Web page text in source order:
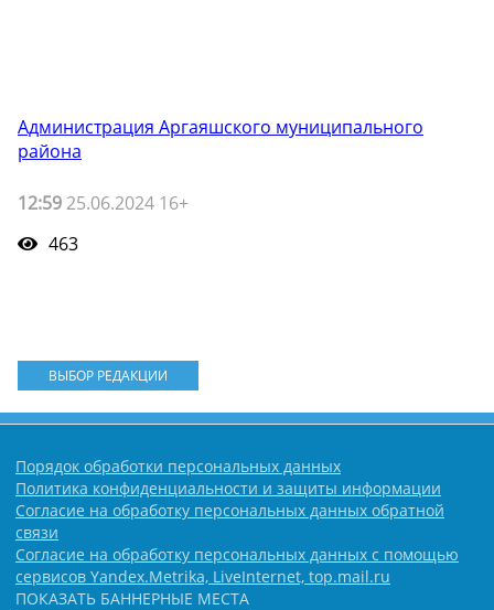
Администрация Аргаяшского муниципального
района
12:59 25.06.2024 16+
463
ВЫБОР РЕДАКЦИИ
Порядок обработки персональных данных
Политика конфиденциальности и защиты информации
Согласие на обработку персональных данных обратной
связи
Согласие на обработку персональных данных с помощью
сервисов Yandex.Metrika, LiveInternet, top.mail.ru
ПОКАЗАТЬ БАННЕРНЫЕ МЕСТА